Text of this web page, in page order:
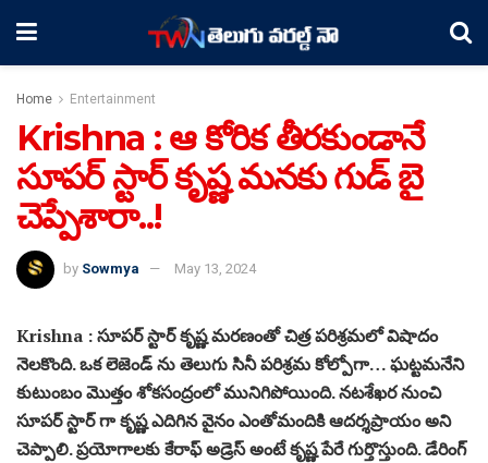
Home Entertainment
Krishna : ఆ కోరిక తీరకుండానే
సూపర్ స్టార్ కృష్ణ మనకు గుడ్ బై
చెప్పేశారా..!
by Sowmya May 13, 2024
Krishna : సూపర్ స్టార్ కృష్ణ మరణంతో చిత్ర పరిశ్రమలో విషాదం
నెలకొంది. ఒక లెజెండ్ ను తెలుగు సినీ పరిశ్రమ కోల్పోగా… ఘట్టమనేని
కుటుంబం మొత్తం శోకసంద్రంలో మునిగిపోయింది. నటశేఖర నుంచి
సూపర్ స్టార్ గా కృష్ణ ఎదిగిన వైనం ఎంతోమందికి ఆదర్శప్రాయం అని
చెప్పాలి. ప్రయోగాలకు కేరాఫ్ అడ్రెస్ అంటే కృష్ణ పేరే గుర్తొస్తుంది. డేరింగ్